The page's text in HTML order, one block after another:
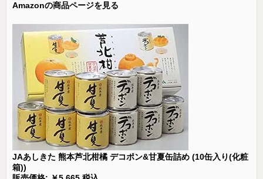
Amazonの商品ページを見る
JAあしきた 熊本芦北柑橘 デコポン&甘夏缶詰め (10缶入り(化粧
箱))